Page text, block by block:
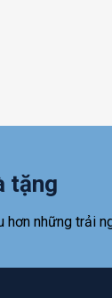
tặng
hơn những trải